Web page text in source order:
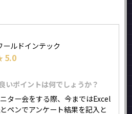
ールドインテック
5.0
いポイントは何でしょうか？
ター会をする際、今まではExcel
ペンでアンケート結果を記入と